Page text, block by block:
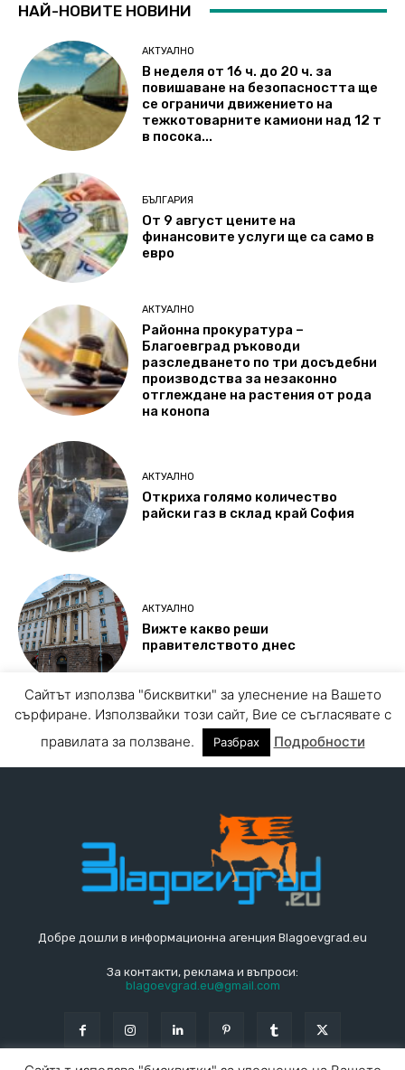
Добре дошли в информационна агенция Blagoevgrad.eu
За контакти, реклама и въпроси:
blagoevgrad.eu@gmail.com